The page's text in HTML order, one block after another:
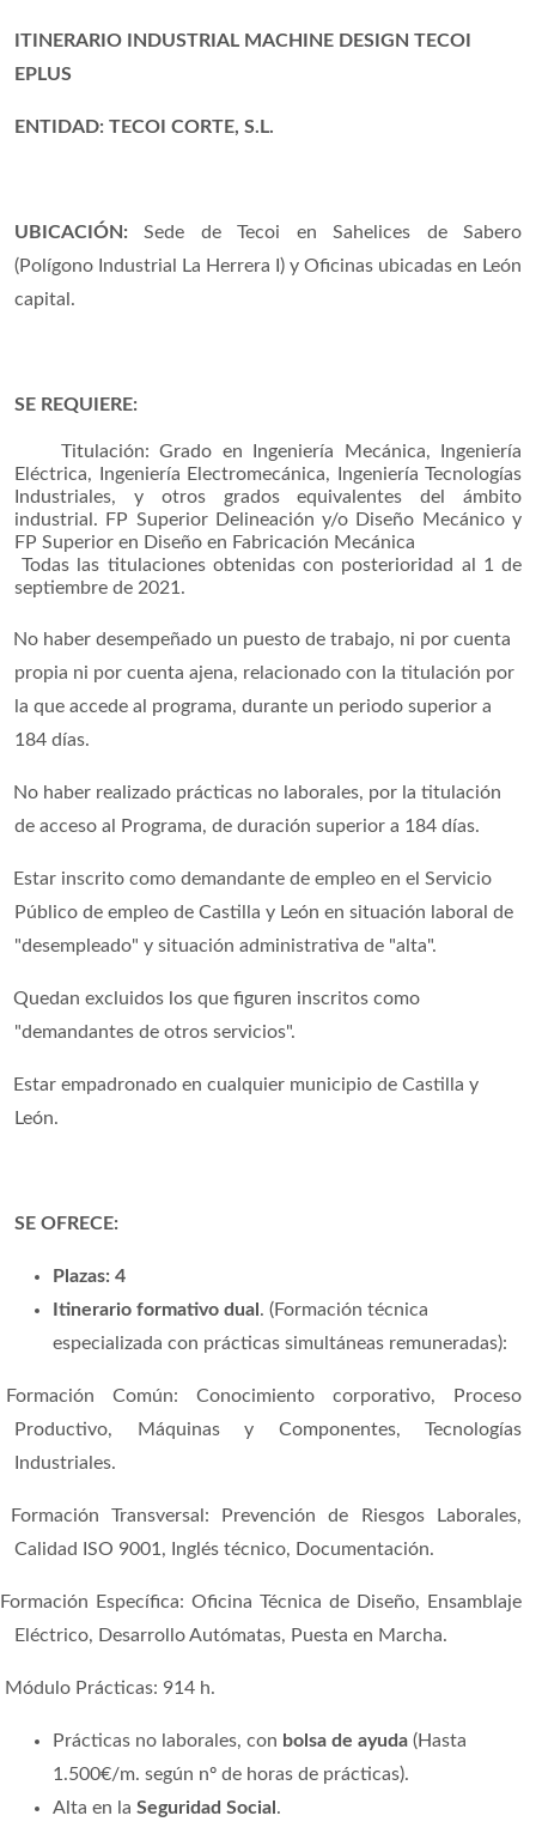
ITINERARIO INDUSTRIAL MACHINE DESIGN TECOI
EPLUS
ENTIDAD: TECOI CORTE, S.L.
UBICACIÓN:
Sede de Tecoi en Sahelices de Sabero
(Polígono Industrial La Herrera I) y Oficinas ubicadas en León
capital.
SE REQUIERE:
Titulación: Grado en Ingeniería Mecánica,
Ingeniería
Eléctrica, Ingeniería Electromecánica, Ingeniería Tecnologías
Industriales, y otros grados equivalentes del ámbito
industrial. FP Superior Delineación y/o Diseño Mecánico y
FP Superior en Diseño en Fabricación Mecánica
Todas las titulaciones obtenidas con posterioridad al 1 de
septiembre de 2021.
No haber desempeñado un puesto de trabajo, ni por cuenta
propia ni por cuenta ajena, relacionado con la titulación por
la que accede al programa, durante un periodo superior a
184 días.
No haber realizado prácticas no laborales, por la titulación
de acceso al Programa, de duración superior a 184 días.
Estar inscrito como demandante de empleo en el Servicio
Público de empleo de Castilla y León en situación laboral de
"desempleado" y situación administrativa de "alta".
Quedan excluidos los que figuren inscritos como
"demandantes de otros servicios".
Estar empadronado en cualquier municipio de Castilla y
León.
SE OFRECE:
Plazas: 4
Itinerario formativo dual . (Formación técnica
especializada con prácticas simultáneas remuneradas):
Formación Común: Conocimiento corporativo, Proceso
Productivo, Máquinas y Componentes, Tecnologías
Industriales.
Formación Transversal: Prevención de Riesgos Laborales,
Calidad ISO 9001, Inglés técnico, Documentación.
Formación Específica: Oficina Técnica de Diseño, Ensamblaje
Eléctrico, Desarrollo Autómatas, Puesta en Marcha.
Prácticas: 914 h.
Prácticas no laborales, con bolsa de ayuda (Hasta
1.500€/m. según nº de horas de prácticas).
Alta en la Seguridad Social .